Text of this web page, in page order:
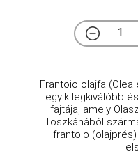
Frantoio olajfa
egyik legkiválóbb
fajtája, amely
Toszkánából
frantoio